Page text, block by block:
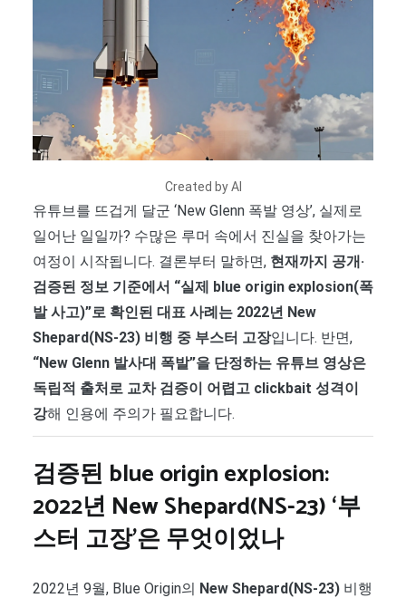
Created by AI
유튜브를 뜨겁게 달군 ‘New Glenn 폭발 영상’, 실제로
일어난 일일까? 수많은 루머 속에서 진실을 찾아가는
여정이 시작됩니다. 결론부터 말하면, 현재까지 공개·
검증된 정보 기준에서 “실제 blue origin explosion(폭
발 사고)”로 확인된 대표 사례는 2022년 New
Shepard(NS-23) 비행 중 부스터 고장입니다. 반면,
“New Glenn 발사대 폭발”을 단정하는 유튜브 영상은
독립적 출처로 교차 검증이 어렵고 clickbait 성격이
강해 인용에 주의가 필요합니다.
검증된 blue origin explosion:
2022년 New Shepard(NS-23) ‘부
스터 고장’은 무엇이었나
2022년 9월, Blue Origin의 New Shepard(NS-23) 비행